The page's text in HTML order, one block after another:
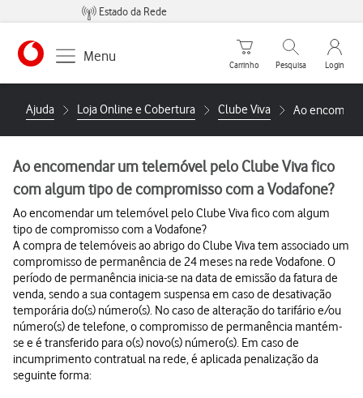
Estado da Rede
https://www.vodafone.pt
Menu
Carrinho de compras
Carrinho
Pesquisar
Pesquisa
My
Login
Ajuda Loja Online e Cobertura Clube Viva Ao
Ao encomendar um telemóvel pelo Clube Viva fico
com algum tipo de compromisso com a Vodafone?
Ao encomendar um telemóvel pelo Clube Viva fico com algum
tipo de compromisso com a Vodafone?
A compra de telemóveis ao abrigo do Clube Viva tem associado um
compromisso de permanência de 24 meses na rede Vodafone. O
período de permanência inicia-se na data de emissão da fatura de
venda, sendo a sua contagem suspensa em caso de desativação
temporária do(s) número(s). No caso de alteração do tarifário e/ou
número(s) de telefone, o compromisso de permanência mantém-
se e é transferido para o(s) novo(s) número(s). Em caso de
incumprimento contratual na rede, é aplicada penalização da
seguinte forma: